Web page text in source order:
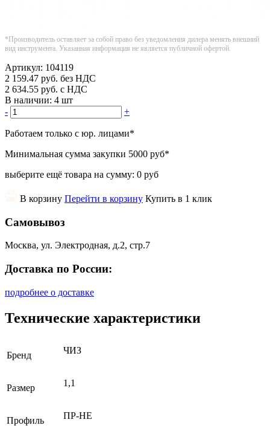
*Производитель оставляет за собой право без уведомления дилера менять внешний
вид инструмента. Указанная информация не является публичной офертой.
Артикул: 104119
2 159.47 руб. без НДС
2 634.55 руб. с НДС
В наличии: 4 шт
-
+
Работаем только с юр. лицами*
Минимальная сумма закупки 5000 руб*
выберите ещё товара на сумму: 0 руб
В корзину Перейти в корзину Купить в 1 клик
Самовывоз
Москва, ул. Электродная, д.2, стр.7
Доставка по России:
подробнее о доставке
Технические характеристики
Бренд ЧИЗ
Размер 1,1
Профиль ПР-НЕ